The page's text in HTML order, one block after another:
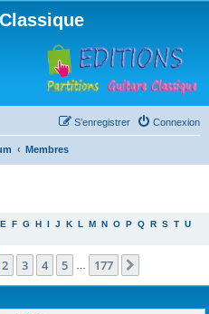
Connexion
S’enregistrer
Membres
E F G H I J K L M N O P Q R S T U
1sur177
2 3 4 5 177